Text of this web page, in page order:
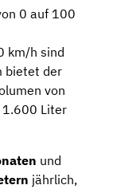
0 auf 100
km/h sind
bietet der
von
1.600 Liter
und
jährlich,